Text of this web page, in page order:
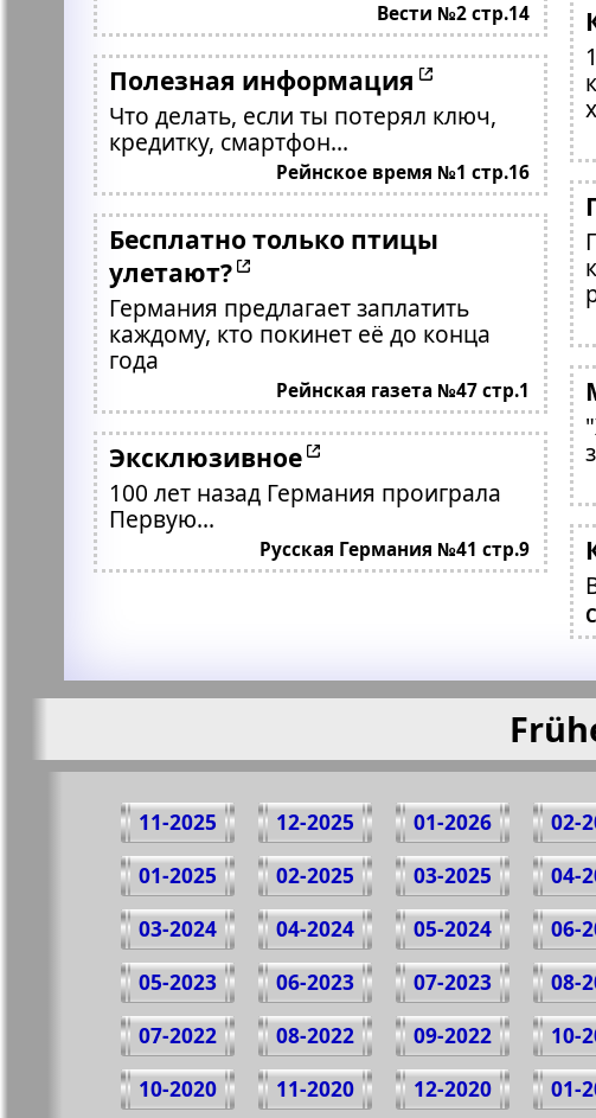
Вести №2 стр.14
Полезная информация
Что делать, если ты потерял ключ,
кредитку, смартфон...
Рейнское время №1 стр.16
Бесплатно только птицы
улетают?
Германия предлагает заплатить
каждому, кто покинет её до конца
года
Рейнская газета №47 стр.1
Эксклюзивное
100 лет назад Германия проиграла
Первую...
Русская Германия №41 стр.9
02-
01-2026
12-2025
11-2025
04-
03-2025
02-2025
01-2025
06-
05-2024
04-2024
03-2024
08-
07-2023
06-2023
05-2023
10-
09-2022
08-2022
07-2022
01-
12-2020
11-2020
10-2020